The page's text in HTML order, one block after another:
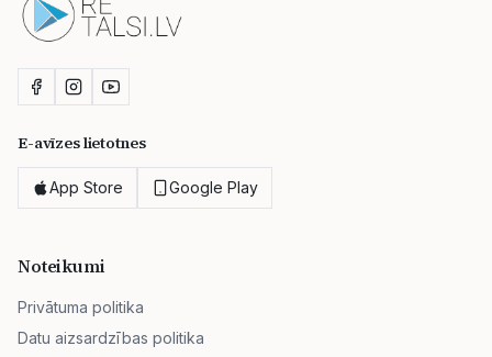
E-avīzes lietotnes
App Store Google Play
Noteikumi
Privātuma politika
Datu aizsardzības politika